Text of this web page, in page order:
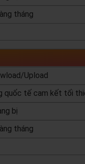
tháng
Upload
quốc tế cam kết tối
bị
tháng